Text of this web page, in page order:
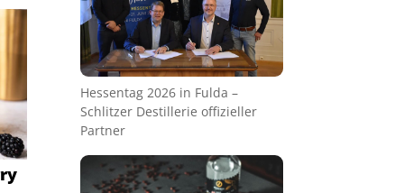
Hessentag 2026 in Fulda –
Schlitzer Destillerie offizieller
Partner